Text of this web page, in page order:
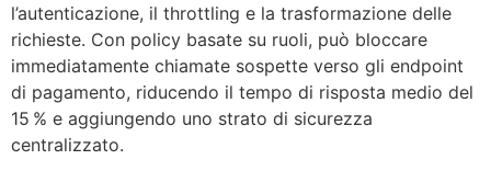
l’autenticazione, il throttling e la trasformazione delle
richieste. Con policy basate su ruoli, può bloccare
immediatamente chiamate sospette verso gli endpoint
di pagamento, riducendo il tempo di risposta medio del
15 % e aggiungendo uno strato di sicurezza
centralizzato.